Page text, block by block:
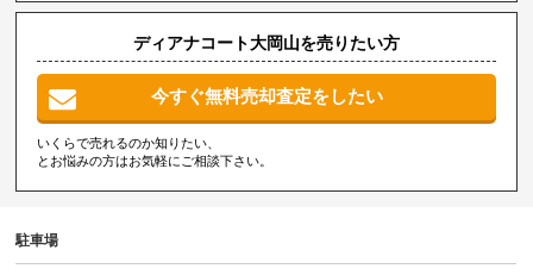
ディアナコート大岡山を売りたい方
今すぐ無料売却査定をしたい
いくらで売れるのか知りたい、
とお悩みの方はお気軽にご相談下さい。
駐車場